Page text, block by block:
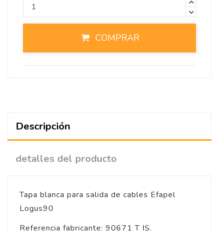
COMPRAR
Descripción
detalles del producto
Tapa blanca para salida de cables Efapel
Logus90
Referencia fabricante: 90671 T IS.